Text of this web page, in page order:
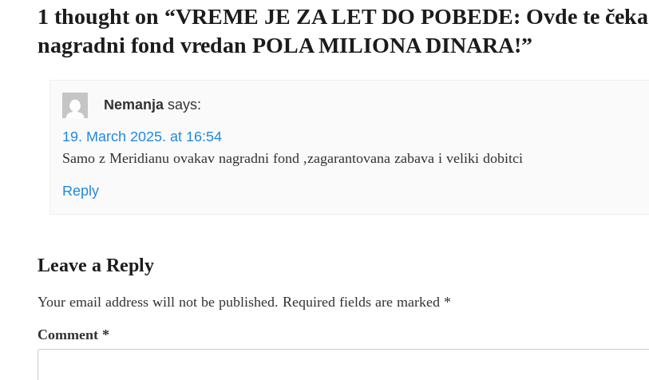
1 thought on “VREME JE ZA LET DO POBEDE: Ovde te čeka
nagradni fond vredan POLA MILIONA DINARA!”
Nemanja says:
19. March 2025. at 16:54
Samo z Meridianu ovakav nagradni fond ,zagarantovana zabava i veliki dobitci
Reply
Leave a Reply
Your email address will not be published. Required fields are marked *
Comment *